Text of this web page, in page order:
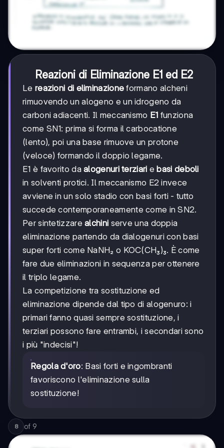
Reazioni di Eliminazione E1 ed E2
Le reazioni di eliminazione formano alcheni
rimuovendo un alogeno e un idrogeno da
carboni adiacenti. Il meccanismo E1 funziona
come SN1: prima si forma il carbocatione
(lento), poi una base rimuove un protone
(veloce) formando il doppio legame.
E1 è favorito daalogenuri terziari e basi deboli
in solventi protici. Il meccanismo E2 invece
avviene in un solo stadio con basi forti - tutto
succede contemporaneamente come in SN2.
Per sintetizzarealchini serve una doppia
eliminazione partendo da dialogenuri con basi
super forti come NaNH₂ o KOC(CH₃)₃. È come
fare due eliminazioni in sequenza per ottenere
il triplo legame.
La competizione tra sostituzione ed
eliminazione dipende dal tipo di alogenuro: i
primari fanno quasi sempre sostituzione, i
terziari possono fare entrambi, i secondari sono
i più "indecisi"!
Regola d'oro: Basi forti e ingombranti
favoriscono l'eliminazione sulla
sostituzione!
8 of 9